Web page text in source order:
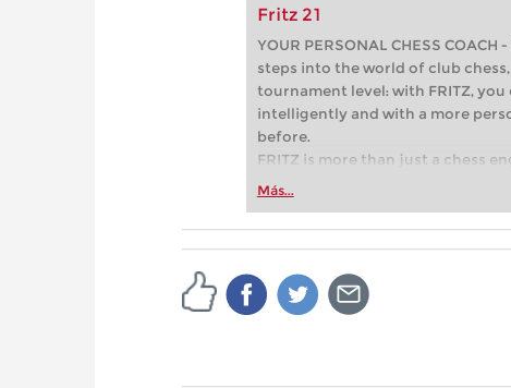
Fritz 21
YOUR PERSONAL CHESS
steps into the world of club
tournament level: with FRITZ,
intelligently and with a more
before.
FRITZ is more than just a chess
Whether you’re taking your first
more efficiently, intelligently and
approach than ever before.
Más...